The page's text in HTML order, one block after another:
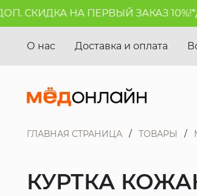
СКИДКА НА ПЕРВЫЙ ЗАКАЗ 10%!*
О нас Доставка и оплата
ГЛАВНАЯ СТРАНИЦА ТОВАРЫ
КУРТКА